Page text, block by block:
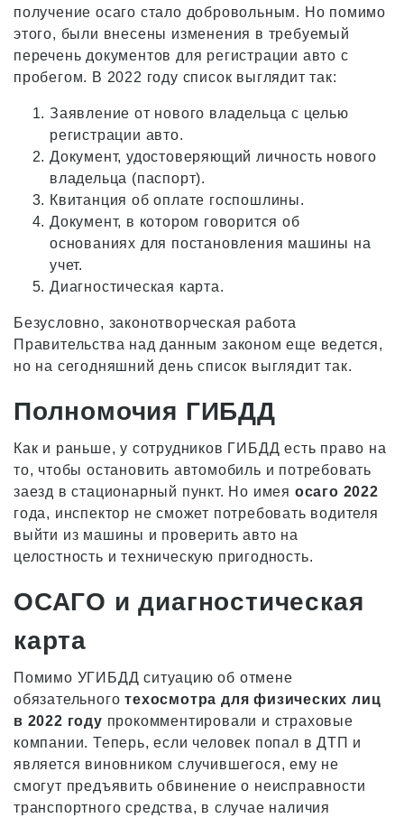
получение осаго стало добровольным. Но помимо
этого, были внесены изменения в требуемый
перечень документов для регистрации авто с
пробегом. В 2022 году список выглядит так:
Заявление от нового владельца с целью
регистрации авто.
Документ, удостоверяющий личность нового
владельца (паспорт).
Квитанция об оплате госпошлины.
Документ, в котором говорится об
основаниях для постановления машины на
учет.
Диагностическая карта.
Безусловно, законотворческая работа
Правительства над данным законом еще ведется,
но на сегодняшний день список выглядит так.
Полномочия ГИБДД
Как и раньше, у сотрудников ГИБДД есть право на
то, чтобы остановить автомобиль и потребовать
заезд в стационарный пункт. Но имея осаго 2022
года, инспектор не сможет потребовать водителя
выйти из машины и проверить авто на
целостность и техническую пригодность.
ОСАГО и диагностическая
карта
Помимо УГИБДД ситуацию об отмене
обязательноготехосмотра для физических лиц
в 2022 году прокомментировали и страховые
компании. Теперь, если человек попал в ДТП и
является виновником случившегося, ему не
смогут предъявить обвинение о неисправности
транспортного средства, в случае наличия